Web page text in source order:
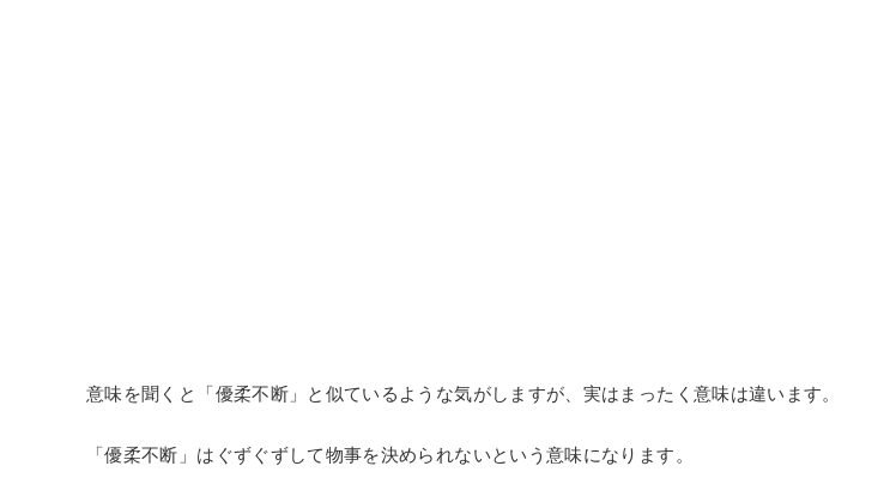
意味を聞くと「優柔不断」と似ているような気がしますが、実はまったく意味は違います。
「優柔不断」はぐずぐずして物事を決められないという意味になります。